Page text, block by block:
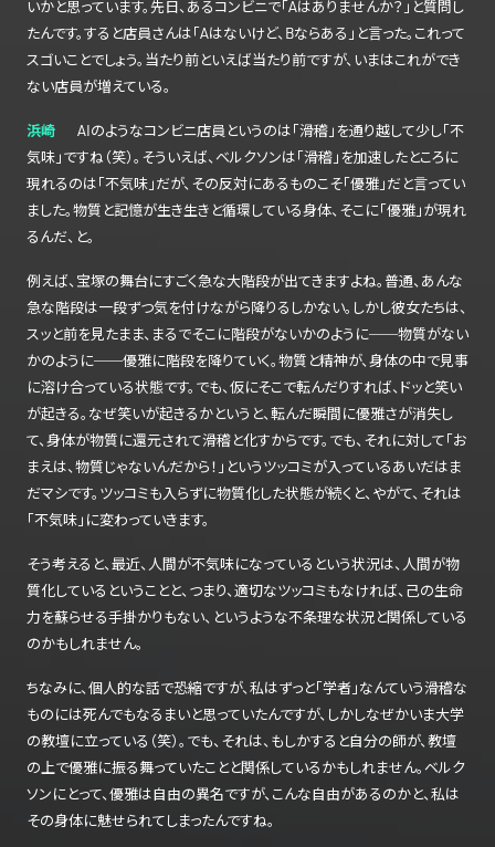
いかと思っています。先日、あるコンビニで「Aはありませんか？」と質問し
たんです。すると店員さんは「Aはないけど、Bならある」と言った。これって
スゴいことでしょう。当たり前といえば当たり前ですが、いまはこれができ
ない店員が増えている。
浜崎
AIのようなコンビニ店員というのは「滑稽」を通り越して少し「不
気味」ですね（笑）。そういえば、ベルクソンは「滑稽」を加速したところに
現れるのは「不気味」だが、その反対にあるものこそ「優雅」だと言ってい
ました。物質と記憶が生き生きと循環している身体、そこに「優雅」が現れ
るんだ、と。
例えば、宝塚の舞台にすごく急な大階段が出てきますよね。普通、あんな
急な階段は一段ずつ気を付けながら降りるしかない。しかし彼女たちは、
スッと前を見たまま、まるでそこに階段がないかのように──物質がない
かのように──優雅に階段を降りていく。物質と精神が、身体の中で見事
に溶け合っている状態です。でも、仮にそこで転んだりすれば、ドッと笑い
が起きる。なぜ笑いが起きるかというと、転んだ瞬間に優雅さが消失し
て、身体が物質に還元されて滑稽と化すからです。でも、それに対して「お
まえは、物質じゃないんだから！」というツッコミが入っているあいだはま
だマシです。ツッコミも入らずに物質化した状態が続くと、やがて、それは
「不気味」に変わっていきます。
そう考えると、最近、人間が不気味になっているという状況は、人間が物
質化しているということと、つまり、適切なツッコミもなければ、己の生命
力を蘇らせる手掛かりもない、というような不条理な状況と関係している
のかもしれません。
ちなみに、個人的な話で恐縮ですが、私はずっと「学者」なんていう滑稽な
ものには死んでもなるまいと思っていたんですが、しかしなぜかいま大学
の教壇に立っている（笑）。でも、それは、もしかすると自分の師が、教壇
の上で優雅に振る舞っていたことと関係しているかもしれません。ベルク
ソンにとって、優雅は自由の異名ですが、こんな自由があるのかと、私は
その身体に魅せられてしまったんですね。